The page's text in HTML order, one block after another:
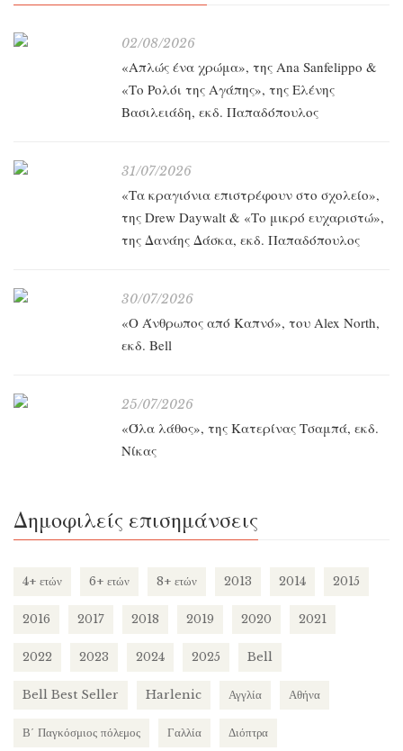
02/08/2026
«Απλώς ένα χρώμα», της Ana Sanfelippo &
«Το Ρολόι της Αγάπης», της Ελένης
Βασιλειάδη, εκδ. Παπαδόπουλος
31/07/2026
«Τα κραγιόνια επιστρέφουν στο σχολείο»,
της Drew Daywalt & «Το μικρό ευχαριστώ»,
της Δανάης Δάσκα, εκδ. Παπαδόπουλος
30/07/2026
«O Άνθρωπος από Καπνό», του Alex North,
εκδ. Bell
25/07/2026
«Όλα λάθος», της Κατερίνας Τσαμπά, εκδ.
Νίκας
Δημοφιλείς επισημάνσεις
4+ ετών 6+ ετών 8+ ετών 2013 2014 2015
2016 2017 2018 2019 2020 2021
2022 2023 2024 2025 Bell
Bell Best Seller Harlenic Αγγλία Αθήνα
Β΄ Παγκόσμιος πόλεμος Γαλλία Διόπτρα